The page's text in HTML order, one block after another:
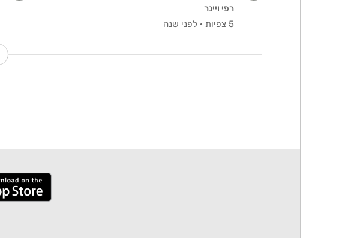
רפי ויינר
5 צפיות
· לפני שנה